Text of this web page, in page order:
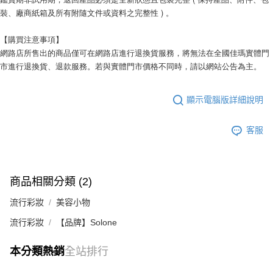
裝、廠商紙箱及所有附隨文件或資料之完整性 ) 。
【購買注意事項】
網路店所售出的商品僅可在網路店進行退換貨服務，將無法在全國佳瑪實體門
市進行退換貨、退款服務。若與實體門市價格不同時，請以網站公告為主。
顯示電腦版詳細說明
客服
商品相關分類 (2)
流行彩妝 美容小物
流行彩妝 【品牌】Solone
本分類熱銷全站排行